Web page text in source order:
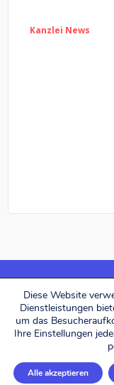
Kanzlei News
Alerion
Diese Website
Dienstleistungen
um das
Ihre Einstellungen
Alle akzeptieren